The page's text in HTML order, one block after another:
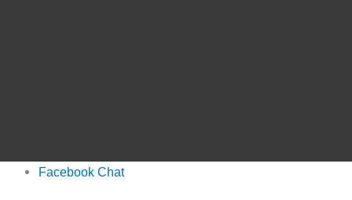
Facebook Chat